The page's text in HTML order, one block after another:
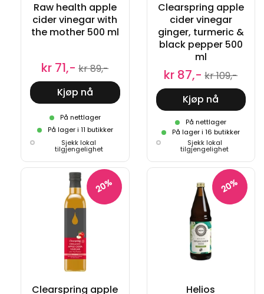
Raw health apple
cider vinegar with
the mother 500 ml
kr 71,- kr 89,-
Kjøp nå
På nettlager
På lager i 11 butikker
Sjekk lokal
tilgjengelighet
Clearspring apple
cider vinegar
ginger, turmeric &
black pepper 500
ml
kr 87,- kr 109,-
Kjøp nå
På nettlager
På lager i 16 butikker
Sjekk lokal
tilgjengelighet
20%
Clearspring apple
20%
Helios